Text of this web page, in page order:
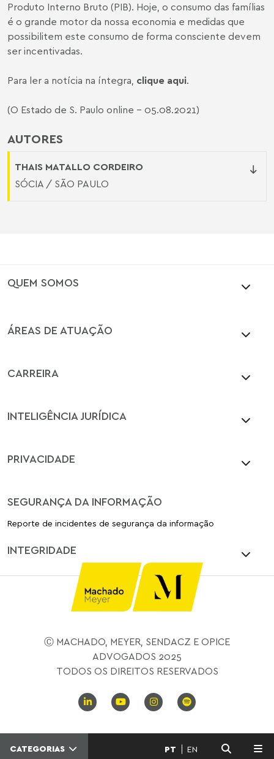
AUTORES
THAIS MATALLO CORDEIRO
SÓCIA / SÃO PAULO
Produto Interno Bruto (PIB). Hoje, o consumo das famílias
é o grande motor da nossa economia e medidas que
possibilitem este consumo de forma consciente devem
ser incentivadas.
Para ler a notícia na íntegra, clique aqui.
(O Estado de S. Paulo online - 05.08.2021)
QUEM SOMOS
ÁREAS DE ATUAÇÃO
CARREIRA
INTELIGÊNCIA JURÍDICA
PRIVACIDADE
SEGURANÇA DA INFORMAÇÃO
Reporte de incidentes de segurança da informação
INTEGRIDADE
Ⓒ MACHADO, MEYER, SENDACZ E OPICE
ADVOGADOS 2025
TODOS OS DIREITOS RESERVADOS
CATEGORIAS PT EN
MENU